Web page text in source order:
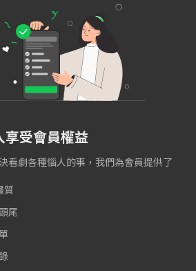
！
享受會員權益
看劇各種惱人的事，我們為會員提供了
質
尾